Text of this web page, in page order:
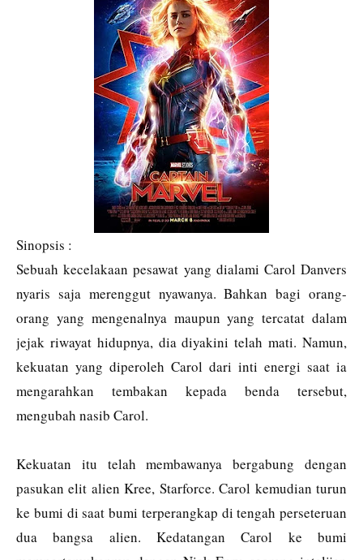
Sinopsis :
Sebuah kecelakaan pesawat yang dialami Carol Danvers
nyaris saja merenggut nyawanya. Bahkan bagi orang-
orang yang mengenalnya maupun yang tercatat dalam
jejak riwayat hidupnya, dia diyakini telah mati. Namun,
kekuatan yang diperoleh Carol dari inti energi saat ia
mengarahkan tembakan kepada benda tersebut,
mengubah nasib Carol.
Kekuatan itu telah membawanya bergabung dengan
pasukan elit alien Kree, Starforce. Carol kemudian turun
ke bumi di saat bumi terperangkap di tengah perseteruan
dua bangsa alien. Kedatangan Carol ke bumi